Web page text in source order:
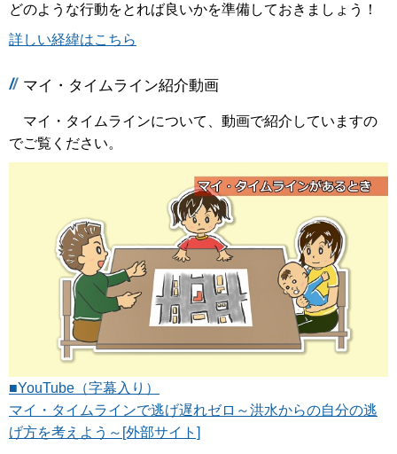
どのような行動をとれば良いかを準備しておきましょう！
詳しい経緯はこちら
マイ・タイムライン紹介動画
マイ・タイムラインについて、動画で紹介していますの
でご覧ください。
■YouTube（字幕入り）
マイ・タイムラインで逃げ遅れゼロ～洪水からの自分の逃
げ方を考えよう～[外部サイト]